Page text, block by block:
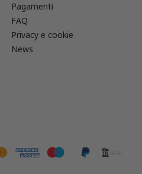
Pagamenti
FAQ
Privacy e cookie
News